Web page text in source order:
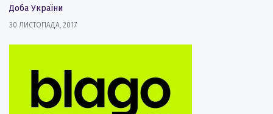
Доба України
30 ЛИСТОПАДА, 2017